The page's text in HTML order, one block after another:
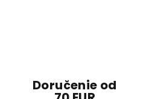
Doručenie od